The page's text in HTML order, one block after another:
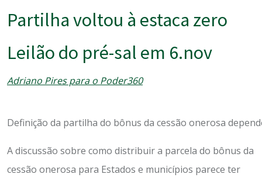
Partilha voltou à estaca zero
Leilão do pré-sal em 6.nov
Adriano Pires para o Poder360
Definição da partilha do bônus da cessão onerosa
A discussão sobre como distribuir a parcela do bônus da
cessão onerosa para Estados e municípios parece ter